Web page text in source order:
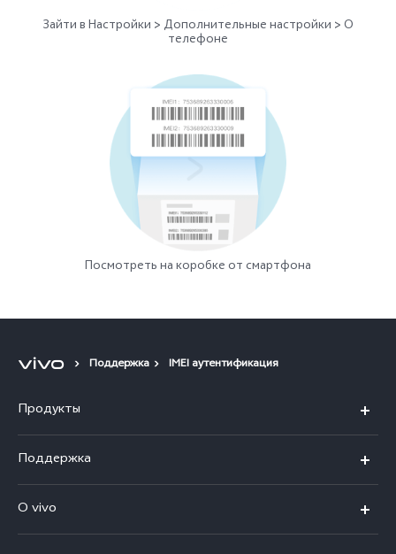
Зайти в Настройки > Дополнительные настройки > О
телефоне
Посмотреть на коробке от смартфона
Поддержка IMEI аутентификация
Продукты
V50 Lite
Y29
Поддержка
Funtouch OS
O vivo